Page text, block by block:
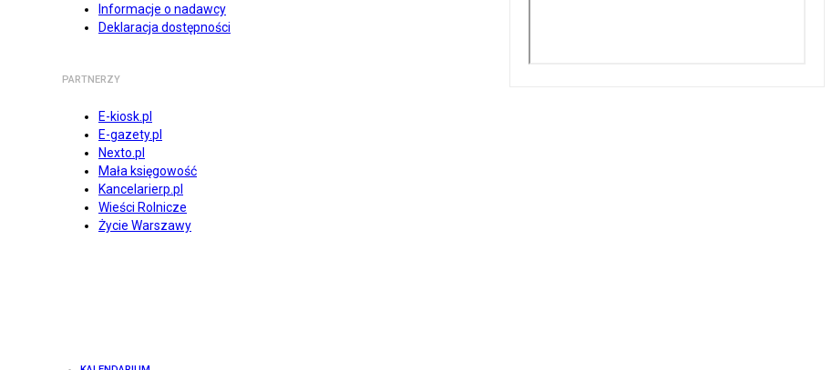
Informacje o nadawcy
Deklaracja dostępności
PARTNERZY
E-kiosk.pl
E-gazety.pl
Nexto.pl
Mała księgowość
Kancelarierp.pl
Wieści Rolnicze
Życie Warszawy